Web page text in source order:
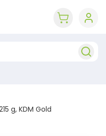
g, KDM Gold